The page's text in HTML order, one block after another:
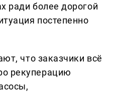
ради более дорогой
постепенно
что заказчики всё
рекуперацию